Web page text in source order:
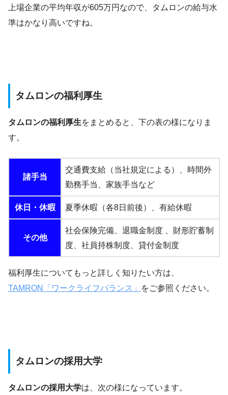
上場企業の平均年収が605万円なので、タムロンの給与水
準はかなり高いですね。
タムロンの福利厚生
タムロンの福利厚生をまとめると、下の表の様になりま
す。
諸手当
交通費支給（当社規定による）、時間外
勤務手当、家族手当など
休日・休暇 夏季休暇（各8日前後）、有給休暇
その他
社会保険完備、退職金制度 、財形貯蓄制
度、社員持株制度、貸付金制度
福利厚生についてもっと詳しく知りたい方は、
TAMRON「ワークライフバランス」
をご参照ください。
タムロンの採用大学
タムロンの採用大学は、次の様になっています。